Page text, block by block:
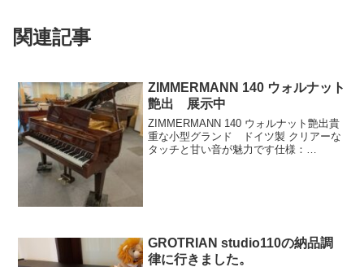
関連記事
ZIMMERMANN 140 ウォルナット
艶出 展示中
ZIMMERMANN 140 ウォルナット艶出貴
重な小型グランド ドイツ製 クリアーな
タッチと甘い音が魅力です仕様：
GROTRIAN studio110の納品調
律に行きました。